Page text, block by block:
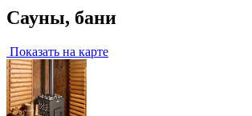
Сауны, бани
Показать на карте